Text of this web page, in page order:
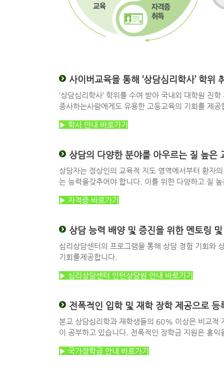
사이버교육을 통해 ‘상담심리학사’ 학위
‘상담심리학사’ 학위를 수여 받아 국내외 대학원 진
종사하는사람에게도 유용한 고등교육의 기회를 제
▶ 학사 안내 바로가기
상담의 다양한 분야를 아우르는 질 높은
상담자는 정상인의 교육적 지도 영역에서부터 환자
는 능력을갖추어야 합니다. 이를 위한 다양하고 질
▶ 자격증 바로가기
상담 능력 배양 및 증진을 위한 멘토링
심리상담센터의 프로그램을 통해 상담 경험 기회와
기회를제공합니다.
▶ 심리상담센터 인턴상담원 안내 바로가기
전폭적인 입학 및 재학 장학 제공으로 등
본교 상담심리학과 재학생들의 60% 이상은 비교적
이 공부하고 있습니다. 전폭적인 장학금 지원은 홍
▶ 국가장학금 안내 바로가기